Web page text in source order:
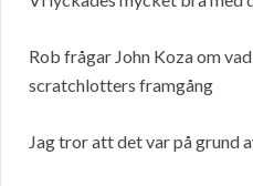
Rob frågar John Koza om
scratchlotters framgång
Jag tror att det var på grund